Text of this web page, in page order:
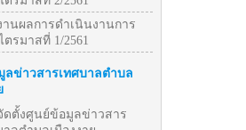
านผลการดำเนินงานการ
ตรมาสที่ 1/2561
ลข่าวสารเทศบาลตำบล
ดตั้งศูนย์ข้อมูลข่าวสาร